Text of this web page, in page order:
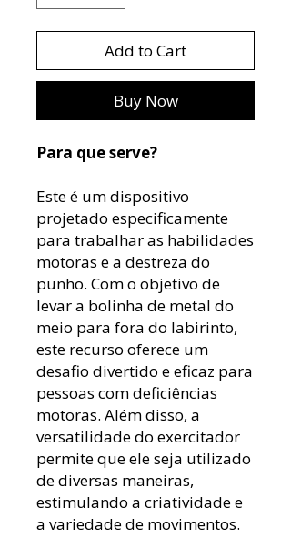
Add to Cart
Buy Now
Para que serve?
Este é um dispositivo
projetado especificamente
para trabalhar as habilidades
motoras e a destreza do
punho. Com o objetivo de
levar a bolinha de metal do
meio para fora do labirinto,
este recurso oferece um
desafio divertido e eficaz para
pessoas com deficiências
motoras. Além disso, a
versatilidade do exercitador
permite que ele seja utilizado
de diversas maneiras,
estimulando a criatividade e
a variedade de movimentos.